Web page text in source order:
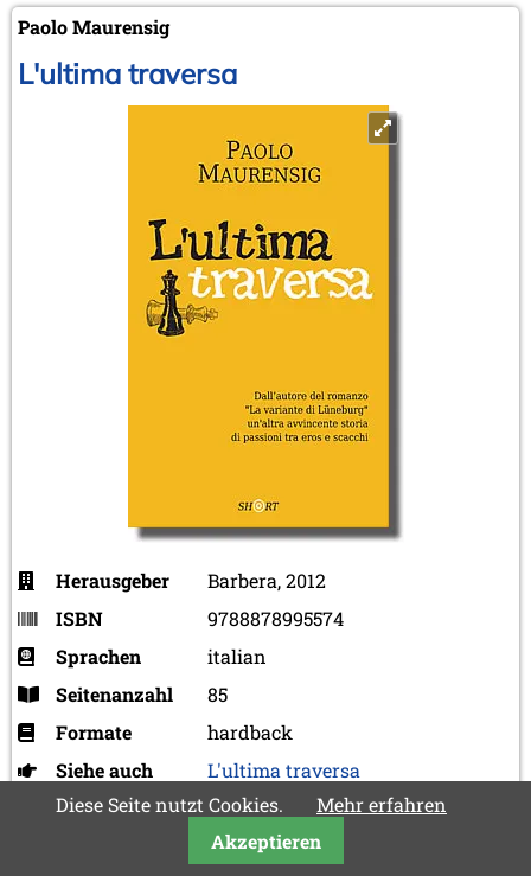
Paolo Maurensig
L'ultima traversa
Herausgeber
Barbera, 2012
ISBN
9788878995574
Sprachen
italian
Seitenanzahl
85
Formate
hardback
Siehe auch
L'ultima traversa
Herbert Bastian, Frank Hoffmeister, Jean-Olivier
Diese Seite nutzt Cookies.
Mehr erfahren
Akzeptieren